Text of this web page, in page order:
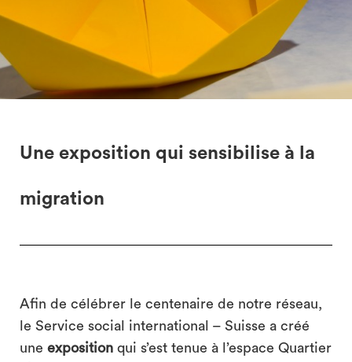
Une exposition qui sensibilise à la
migration
Afin de célébrer le centenaire de notre réseau,
le Service social international – Suisse a créé
une exposition qui s’est tenue à l’espace Quartier